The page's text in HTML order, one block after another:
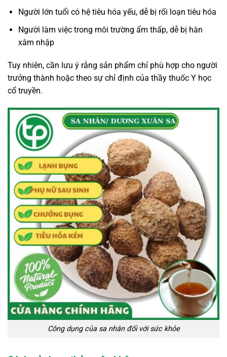
Người lớn tuổi có hệ tiêu hóa yếu, dễ bị rối loạn tiêu hóa
Người làm việc trong môi trường ẩm thấp, dễ bị hàn
xâm nhập
Tuy nhiên, cần lưu ý rằng sản phẩm chỉ phù hợp cho người
trưởng thành hoặc theo sự chỉ định của thầy thuốc Y học
cổ truyền.
Công dụng của sa nhân đối với sức khỏe